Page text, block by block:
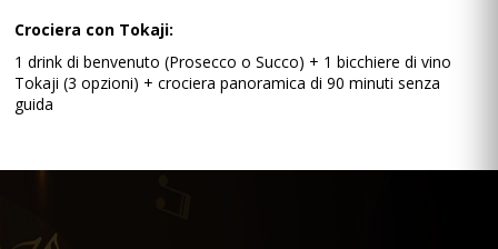
Crociera con Tokaji:
1 drink di benvenuto (Prosecco o Succo) + 1 bicchiere di vino
Tokaji (3 opzioni) + crociera panoramica di 90 minuti senza
guida